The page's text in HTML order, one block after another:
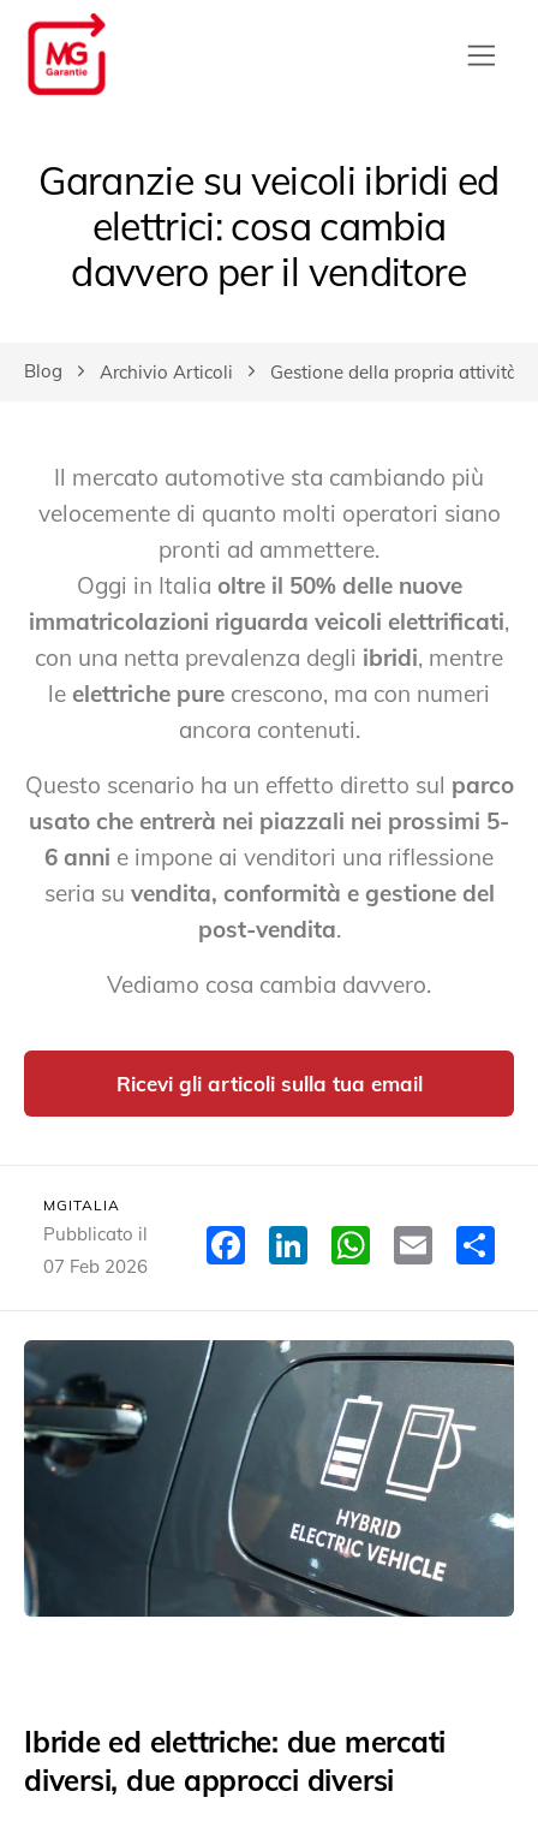
Garanzie su veicoli ibridi ed
elettrici: cosa cambia
davvero per il venditore
Blog Archivio Articoli Gestione della propria attività
Il mercato automotive sta cambiando più
velocemente di quanto molti operatori siano
pronti ad ammettere.
Oggi in Italia oltre il 50% delle nuove
immatricolazioni riguarda veicoli elettrificati,
con una netta prevalenza degli ibridi, mentre
le elettriche pure crescono, ma con numeri
ancora contenuti.
Questo scenario ha un effetto diretto sul parco
usato che entrerà nei piazzali nei prossimi 5-
6 anni e impone ai venditori una riflessione
seria su vendita, conformità e gestione del
post-vendita.
Vediamo cosa cambia davvero.
Ricevi gli articoli sulla tua email
MGITALIA
Pubblicato il
07 Feb 2026
Facebook
LinkedIn Email
Ibride ed elettriche: due mercati
diversi, due approcci diversi